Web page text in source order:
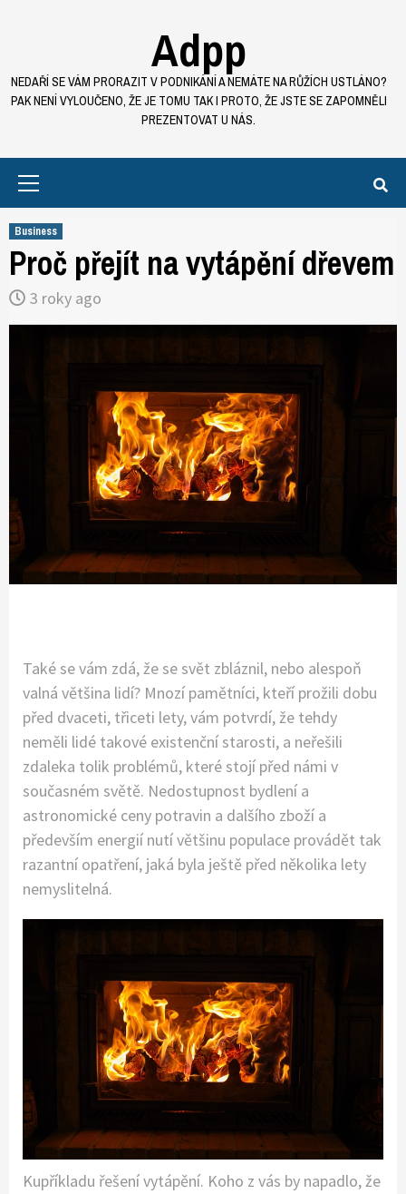
Adpp
NEDAŘÍ SE VÁM PRORAZIT V PODNIKÁNÍ A NEMÁTE NA RŮŽÍCH USTLÁNO?
PAK NENÍ VYLOUČENO, ŽE JE TOMU TAK I PROTO, ŽE JSTE SE ZAPOMNĚLI
PREZENTOVAT U NÁS.
Business
Proč přejít na vytápění dřevem
3 roky ago
Také se vám zdá, že se svět zbláznil, nebo alespoň
valná většina lidí? Mnozí pamětníci, kteří prožili dobu
před dvaceti, třiceti lety, vám potvrdí, že tehdy
neměli lidé takové existenční starosti, a neřešili
zdaleka tolik problémů, které stojí před námi v
současném světě. Nedostupnost bydlení a
astronomické ceny potravin a dalšího zboží a
především energií nutí většinu populace provádět tak
razantní opatření, jaká byla ještě před několika lety
nemyslitelná.
Kupříkladu řešení vytápění. Koho z vás by napadlo, že